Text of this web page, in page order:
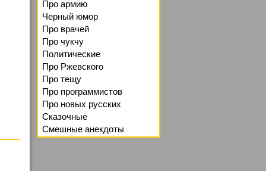
Про армию
Черный юмор
Про врачей
Про чукчу
Политические
Про Ржевского
Про тещу
Про программистов
Про новых русских
Сказочные
Смешные анекдоты